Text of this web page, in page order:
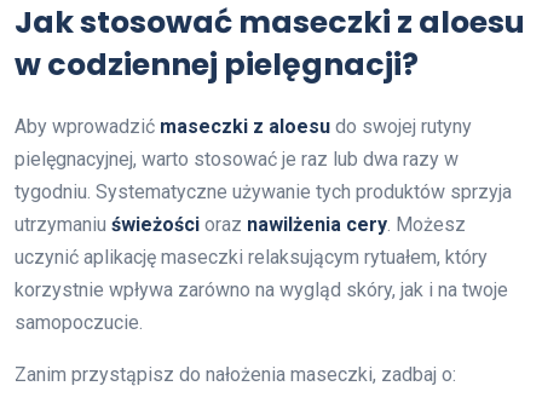
Jak stosować maseczki z aloesu
w codziennej pielęgnacji?
Aby wprowadzić maseczki z aloesu do swojej rutyny
pielęgnacyjnej, warto stosować je raz lub dwa razy w
tygodniu. Systematyczne używanie tych produktów sprzyja
utrzymaniu świeżości oraz nawilżenia cery. Możesz
uczynić aplikację maseczki relaksującym rytuałem, który
korzystnie wpływa zarówno na wygląd skóry, jak i na twoje
samopoczucie.
Zanim przystąpisz do nałożenia maseczki, zadbaj o: